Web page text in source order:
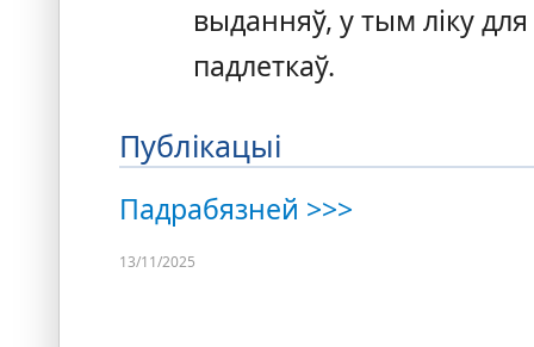
выданняў, у тым ліку для
падлеткаў.
Публікацыі
Падрабязней >>>
13/11/2025